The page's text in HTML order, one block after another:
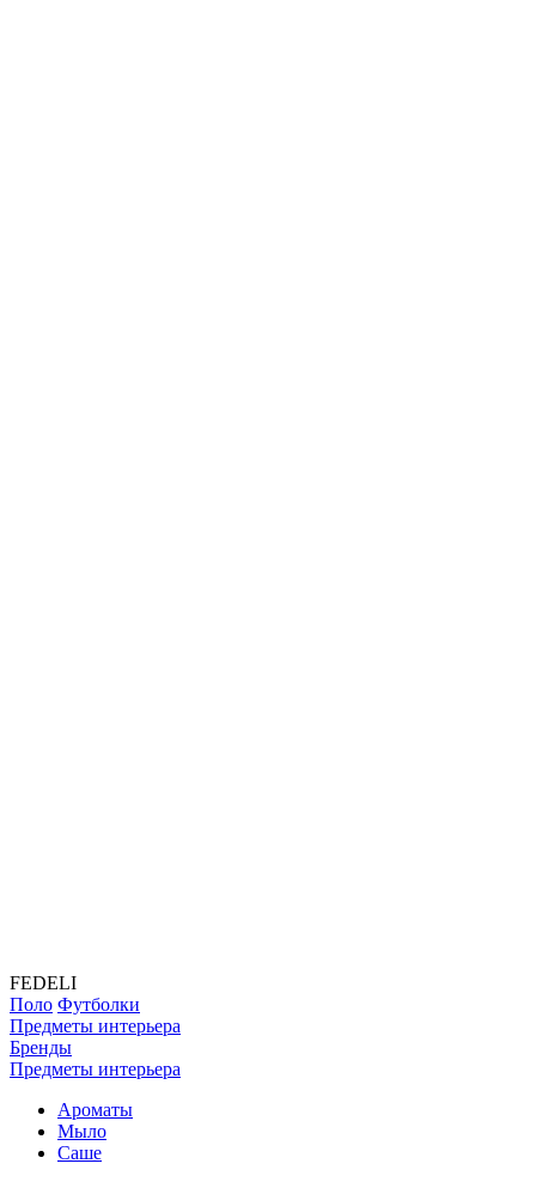
FEDELI
Поло Футболки
Предметы интерьера
Бренды
Предметы интерьера
Ароматы
Мыло
Саше